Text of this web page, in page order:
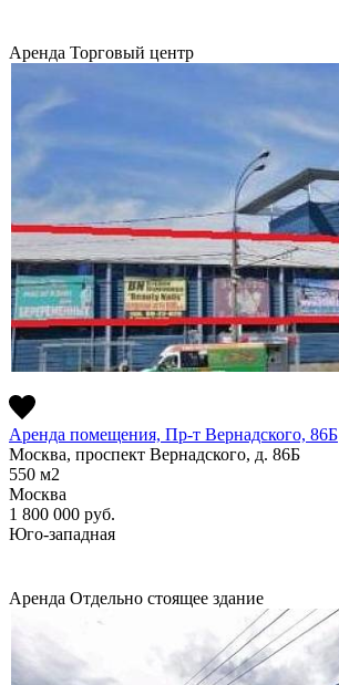
Аренда Торговый центр
Аренда помещения, Пр-т Вернадского, 86Б
Москва, проспект Вернадского, д. 86Б
550 м2
Москва
1 800 000 руб.
Юго-западная
Аренда Отдельно стоящее здание